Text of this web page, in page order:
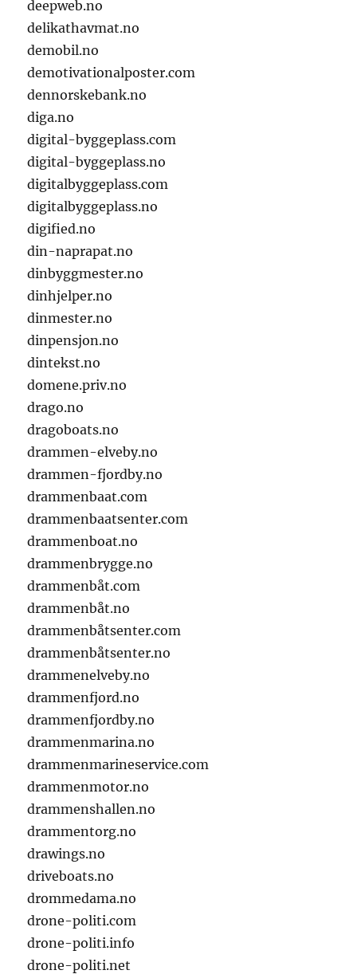
deepweb.no
delikathavmat.no
demobil.no
demotivationalposter.com
dennorskebank.no
diga.no
digital-byggeplass.com
digital-byggeplass.no
digitalbyggeplass.com
digitalbyggeplass.no
digified.no
din-naprapat.no
dinbyggmester.no
dinhjelper.no
dinmester.no
dinpensjon.no
dintekst.no
domene.priv.no
drago.no
dragoboats.no
drammen-elveby.no
drammen-fjordby.no
drammenbaat.com
drammenbaatsenter.com
drammenboat.no
drammenbrygge.no
drammenbåt.com
drammenbåt.no
drammenbåtsenter.com
drammenbåtsenter.no
drammenelveby.no
drammenfjord.no
drammenfjordby.no
drammenmarina.no
drammenmarineservice.com
drammenmotor.no
drammenshallen.no
drammentorg.no
drawings.no
driveboats.no
drommedama.no
drone-politi.com
drone-politi.info
drone-politi.net